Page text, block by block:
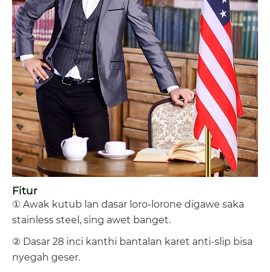
Fitur
① Awak kutub lan dasar loro-lorone digawe saka
stainless steel, sing awet banget.
② Dasar 28 inci kanthi bantalan karet anti-slip bisa
nyegah geser.